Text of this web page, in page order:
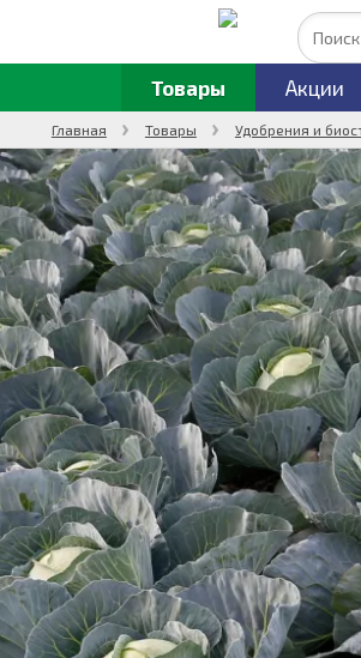
Товары Акции
Главная Товары Удобрения и